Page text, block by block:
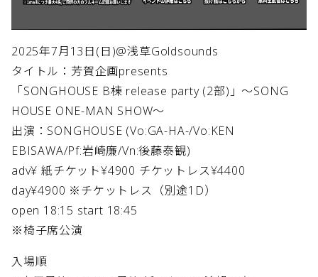
2025年7月13日(日)@浅草Goldsounds
タイトル：芳賀企画presents
「SONGHOUSE B棟 release party (2部)」～SONG
HOUSE ONE-MAN SHOW～
出演：SONGHOUSE (Vo:GA-HA-/Vo:KEN
EBISAWA/Pf:岩崎廉/Vn:後藤泰観)
adv¥ 紙チケット¥4900 チケットレス¥4400
day¥4900 ※チケットレス（別途1D）
open 18:15 start 18:45
※椅子席公演
入場順